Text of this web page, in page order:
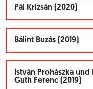
Pál Krizsán (2020)
Bálint Buzás (2019)
István Prohászka
Guth Ferenc (2019)